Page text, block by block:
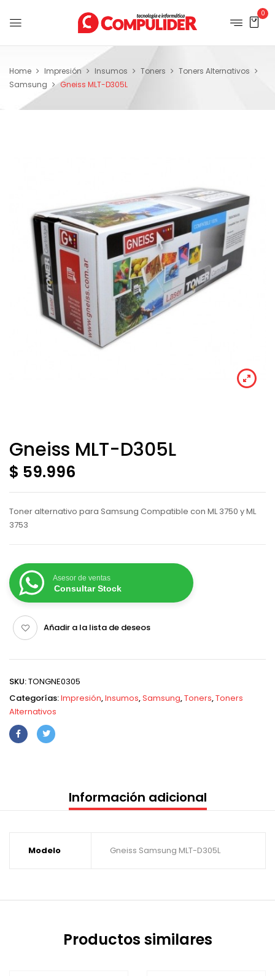
0
Home Impresión Insumos Toners
Toners Alternativos
Samsung
Gneiss MLT-D305L
Gneiss MLT-D305L
$ 59.996
Toner alternativo para Samsung Compatible con ML 3750 y ML
3753
Asesor de ventas
Consultar Stock
Añadir a la lista de deseos
SKU:TONGNE0305
Categorías:Impresión,Insumos,Samsung,Toners,Toners
Alternativos
Información adicional
Modelo Gneiss Samsung MLT-D305L
Productos similares